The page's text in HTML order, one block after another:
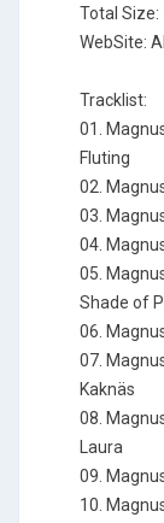
Total Size:
WebSite:
Tracklist:
01.
Fluting
02.
03.
04.
05.
Shade of
06.
07.
Kaknäs
08.
Laura
09.
10.